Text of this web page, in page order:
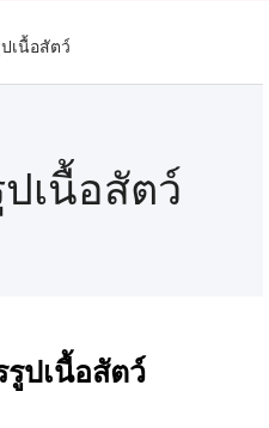
เนื้อสัตว์
เนื้อสัตว์
ปเนื้อสัตว์